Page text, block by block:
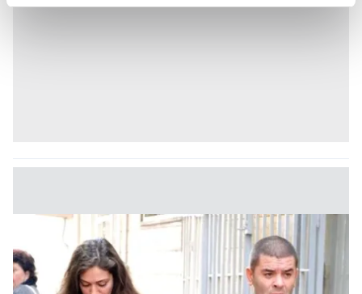
reklamların maliyetlerimizi karşılamak noktasında tek gelir
Sitemizde kendimize ve üçüncü kişilere ait çerezler
toplumu hizmetlerinin sunulması amacıyla
kullanılmaktadır. Diğer çerezler, sitemizin daha işlevsel
kılınması ve kişiselleştirilmesi ve sizlere yönelik
reklam/pazarlama faaliyetlerinin yapılması, amaçlarıyla